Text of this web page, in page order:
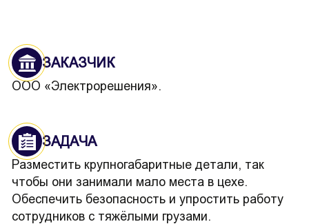
ЗАКАЗЧИК
ООО «Электрорешения».
ЗАДАЧА
Разместить крупногабаритные детали, так
чтобы они занимали мало места в цехе.
Обеспечить безопасность и упростить работу
сотрудников с тяжёлыми грузами.